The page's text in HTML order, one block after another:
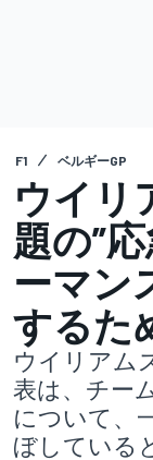
F1 ベルギーGP
ウイリ
題の”
ーマン
するた
ウイリアム
表は、チー
について、
ぼしている